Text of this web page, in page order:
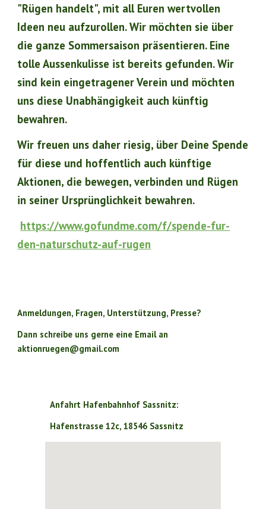
"Rügen handelt", mit all Euren wertvollen
Ideen neu aufzurollen. Wir möchten sie über
die ganze Sommersaison präsentieren. Eine
tolle Aussenkulisse ist bereits gefunden.Wir
sind kein eingetragener Verein und möchten
uns diese Unabhängigkeit auch künftig
bewahren.
Wir freuen uns daher riesig, über Deine Spende
für diese und hoffentlich auch künftige
Aktionen, die bewegen, verbinden und Rügen
in seiner Ursprünglichkeit bewahren.
https://www.gofundme.com/f/spende-fur-
den-naturschutz-auf-rugen
Anmeldungen, Fragen, Unterstützung, Presse?
Dann schreibe uns gerne eine Email an
aktionruegen@gmail.com
Anfahrt Hafenbahnhof Sassnitz:
Hafenstrasse 12c, 18546 Sassnitz